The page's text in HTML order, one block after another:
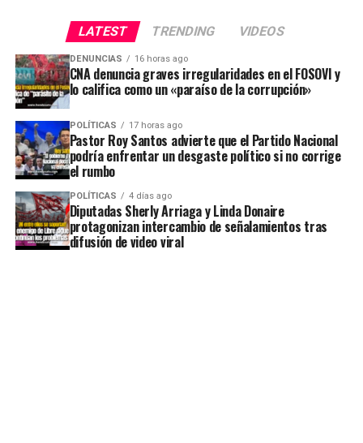
LATEST TRENDING VIDEOS
DENUNCIAS 16 horas ago
CNA denuncia graves irregularidades en el FOSOVI y
lo califica como un «paraíso de la corrupción»
POLÍTICAS 17 horas ago
Pastor Roy Santos advierte que el Partido Nacional
podría enfrentar un desgaste político si no corrige
el rumbo
POLÍTICAS 4 días ago
Diputadas Sherly Arriaga y Linda Donaire
protagonizan intercambio de señalamientos tras
difusión de video viral